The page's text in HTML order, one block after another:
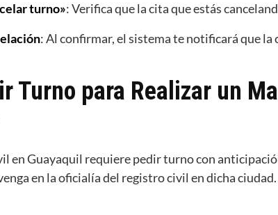
turno»: Verifica que la cita que estás
: Al confirmar, el sistema te notificará que la
Turno para Realizar un
en Guayaquil requiere pedir turno con
en la oficialía del registro civil en dicha ciudad.